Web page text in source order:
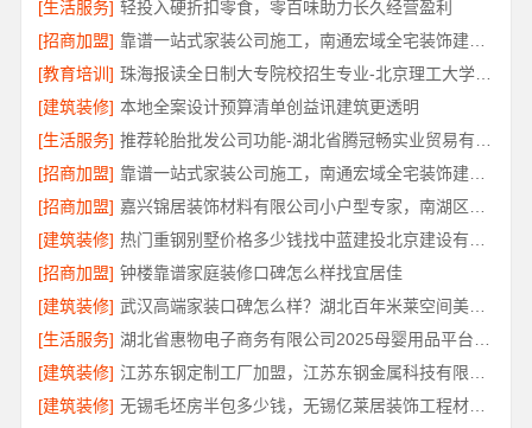
[生活服务] 轻投入硬折扣零食，零百味助力长久经营盈利
[招商加盟]
靠谱一站式家装公司施工，南通宏域全宅装饰建材有限公司
[教育培训]
珠海报读全日制大专院校招生专业-北京理工大学珠海学院继教院
[建筑装修] 本地全案设计预算清单创益讯建筑更透明
[生活服务]
[招商加盟]
靠谱一站式家装公司施工，南通宏域全宅装饰建材有限公司品质保障
[招商加盟]
[建筑装修]
[招商加盟] 钟楼靠谱家庭装修口碑怎么样找宜居佳
[建筑装修]
武汉高端家装口碑怎么样？湖北百年米莱空间美学装饰材料有限公司口碑佳
[生活服务]
[建筑装修]
[建筑装修]
无锡毛坯房半包多少钱，无锡亿莱居装饰工程材料有限公司精准报价